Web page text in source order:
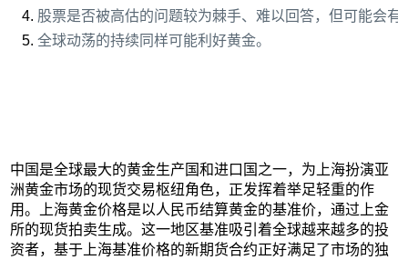
股票是否被高估的问题较为棘手、难以回答，但可能会有
全球动荡的持续同样可能利好黄金。
中国是全球最大的黄金生产国和进口国之一，为上海扮演亚
洲黄金市场的现货交易枢纽角色，正发挥着举足轻重的作
用。上海黄金价格是以人民币结算黄金的基准价，通过上金
所的现货拍卖生成。这一地区基准吸引着全球越来越多的投
资者，基于上海基准价格的新期货合约正好满足了市场的独